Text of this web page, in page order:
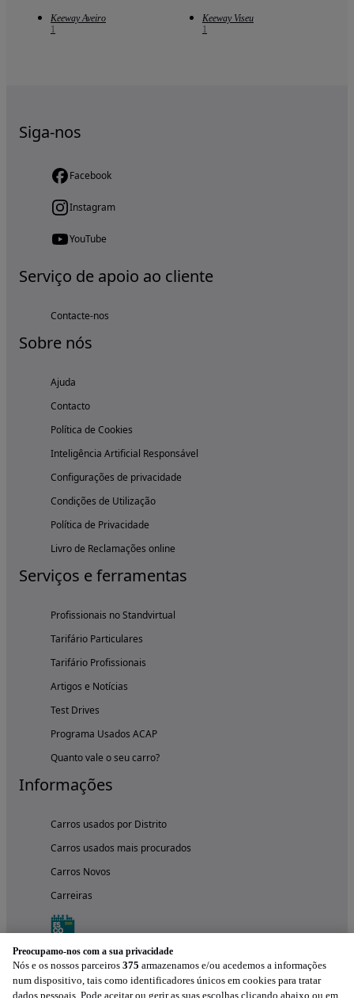
Keeway Aveiro
1
Keeway Viseu
1
Siga-nos
Facebook
Instagram
YouTube
Serviço de apoio ao cliente
Contacte-nos
Sobre nós
Ajuda
Contacto
Política de Cookies
Inteligência Artificial Responsável
Configurações de privacidade
Condições de Utilização
Política de Privacidade
Livro de Reclamações online
Serviços e ferramentas
Profissionais no Standvirtual
Tarifário Particulares
Tarifário Profissionais
Artigos e Notícias
Test Drives
Programa Usados ACAP
Quanto vale o seu carro?
Informações
Carros usados por Distrito
Carros usados mais procurados
Carros Novos
Carreiras
Preocupamo-nos com a sua privacidade
Nós e os nossos parceiros 375 armazenamos e/ou acedemos a informações
num dispositivo, tais como identificadores únicos em cookies para tratar
dados pessoais. Pode aceitar ou gerir as suas escolhas clicando abaixo ou em